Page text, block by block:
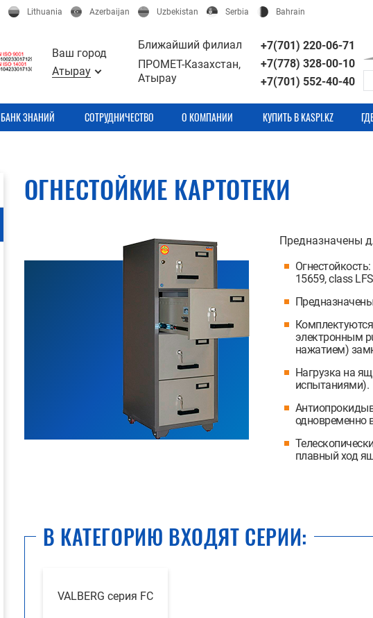
Lithuania Azerbaijan Uzbekistan Serbia Bahrain
Ваш город
Атырау
Ближайший филиал
ПРОМЕТ-Казахстан,
Атырау
+7(701) 220-06-71
+7(778) 328-00-10
+7(701) 552-40-40
БАНК ЗНАНИЙ СОТРУДНИЧЕСТВО О КОМПАНИИ КУПИТЬ В KASPI.KZ
ОГНЕСТОЙКИЕ КАРТОТЕКИ
Предназначены
15659, class
электронным
нажатием)
Нагрузка на
испытаниями).
одновременно
плавный ход
В КАТЕГОРИЮ ВХОДЯТ СЕРИИ:
VALBERG серия FC